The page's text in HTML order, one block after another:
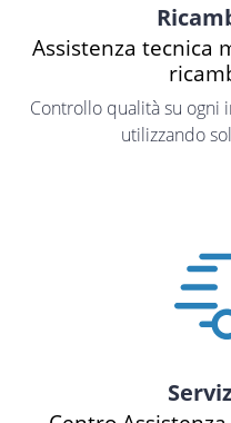
Assistenza tecnica
Controllo qualità su ogni
utilizzando